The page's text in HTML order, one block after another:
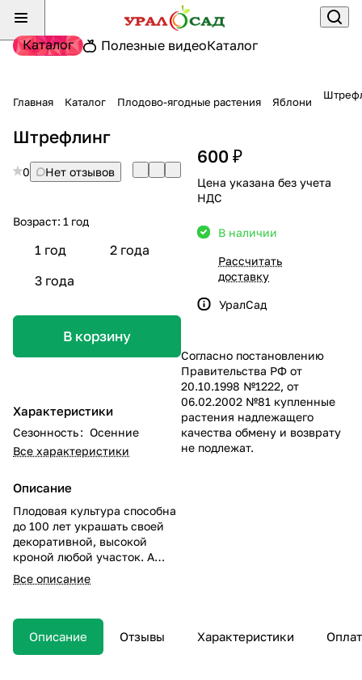
Каталог Полезные видеоКаталог
Главная Каталог Плодово-ягодные растения Яблони
Штрефлинг
0 Нет отзывов
Возраст: 1 год
1 год
2 года
3 года
В корзину
Характеристики
Сезонность: Осенние
Все характеристики
Описание
Плодовая культура способна
до 100 лет украшать своей
декоративной, высокой
кроной любой участок. А
высокую урожайность
дерева оценит даже самый
Все описание
600 ₽
Цена указана без учета
НДС
В наличии
Рассчитать
доставку
УралСад
Согласно постановлению
Правительства РФ от
20.10.1998 №1222, от
06.02.2002 №81 купленные
растения надлежащего
качества обмену и возврату
не подлежат.
Описание Отзывы Характеристики